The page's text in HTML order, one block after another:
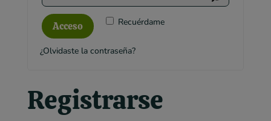
Recuérdame
Acceso
¿Olvidaste la contraseña?
Registrarse